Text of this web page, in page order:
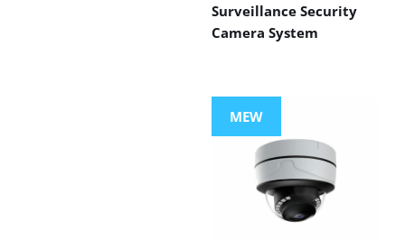
Surveillance Security
Camera System
MEW